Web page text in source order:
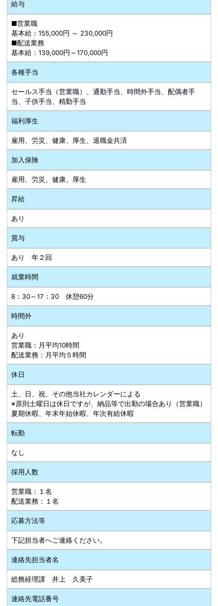
給与
■営業職
基本給：155,000円 ～ 230,000円
■配送業務
基本給：139,000円～170,000円
各種手当
セールス手当（営業職）、通勤手当、時間外手当、配偶者手
当、子供手当、精勤手当
福利厚生
雇用、労災、健康、厚生、退職金共済
加入保険
雇用、労災、健康、厚生
昇給
あり
賞与
あり 年２回
就業時間
8：30～17：30 休憩60分
時間外
あり
営業職：月平均10時間
配送業務：月平均５時間
休日
土、日、祝、その他当社カレンダーによる
※原則土曜日は休日ですが、納品等で出勤の場合あり（営業職）
夏期休暇、年末年始休暇、年次有給休暇
転勤
なし
採用人数
営業職：１名
配送業務：１名
応募方法等
下記担当者へご連絡ください。
連絡先担当者名
総務経理課 井上 久美子
連絡先電話番号